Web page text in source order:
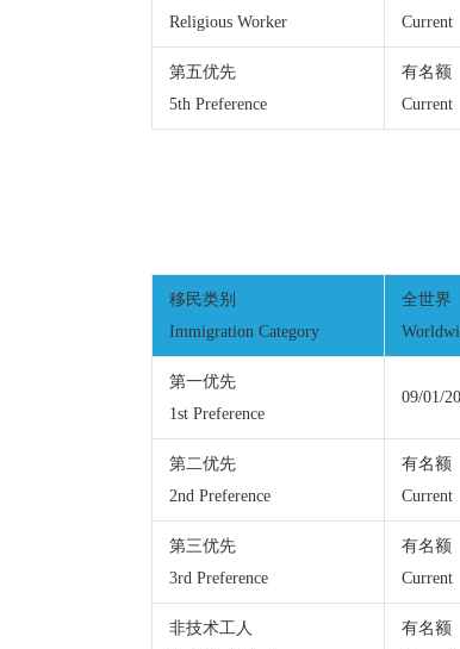
Religious Worker
Current
第五优先
5th Preference
有名额
Current
移民类别
Immigration Category
全世界
第一优先
1st Preference
09/01/
第二优先
2nd Preference
有名额
Current
第三优先
3rd Preference
有名额
Current
非技术工人
有名额